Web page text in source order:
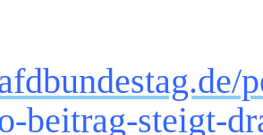
beitrag-steigt-